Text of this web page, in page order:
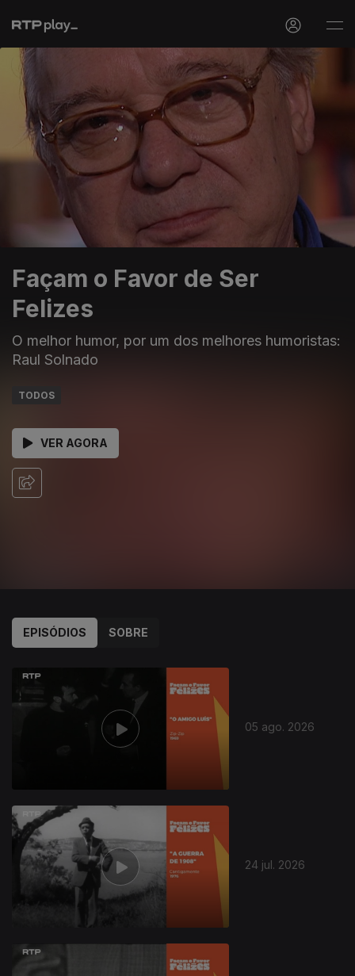
Façam o Favor de Ser
Felizes
O melhor humor, por um dos melhores humoristas:
Raul Solnado
TODOS
VER AGORA
EPISÓDIOS SOBRE
05 ago. 2026
24 jul. 2026